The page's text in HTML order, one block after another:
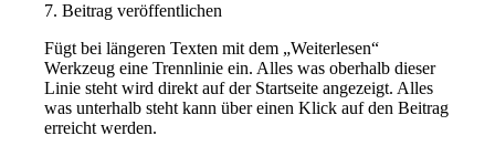
7. Beitrag veröffentlichen
Fügt bei längeren Texten mit dem „Weiterlesen“
Werkzeug eine Trennlinie ein. Alles was oberhalb dieser
Linie steht wird direkt auf der Startseite angezeigt. Alles
was unterhalb steht kann über einen Klick auf den Beitrag
erreicht werden.